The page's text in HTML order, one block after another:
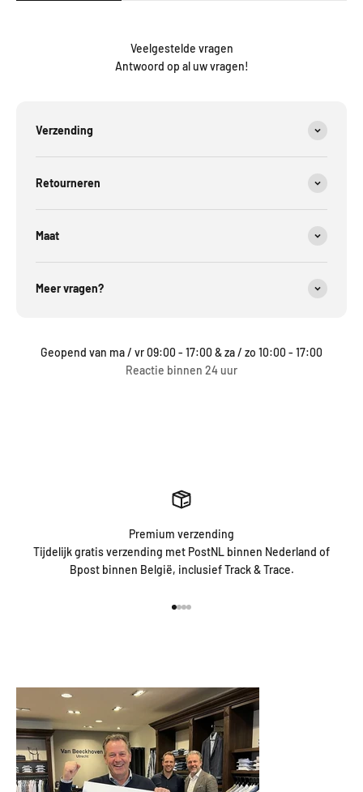
Veelgestelde vragen
Antwoord op al uw vragen!
Verzending
Retourneren
Maat
Meer vragen?
Geopend van ma / vr 09:00 - 17:00 & za / zo 10:00 - 17:00
Reactie binnen 24 uur
Premium verzending
Tijdelijk gratis verzending met PostNL binnen Nederland of
Bpost binnen België, inclusief Track & Trace.